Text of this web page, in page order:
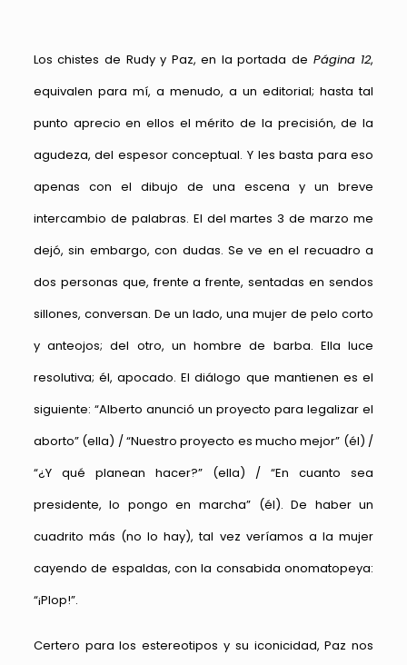
Los chistes de Rudy y Paz, en la portada de Página 12,
equivalen para mí, a menudo, a un editorial; hasta tal
punto aprecio en ellos el mérito de la precisión, de la
agudeza, del espesor conceptual. Y les basta para eso
apenas con el dibujo de una escena y un breve
intercambio de palabras. El del martes 3 de marzo me
dejó, sin embargo, con dudas. Se ve en el recuadro a
dos personas que, frente a frente, sentadas en sendos
sillones, conversan. De un lado, una mujer de pelo corto
y anteojos; del otro, un hombre de barba. Ella luce
resolutiva; él, apocado. El diálogo que mantienen es el
siguiente: “Alberto anunció un proyecto para legalizar el
aborto” (ella) / “Nuestro proyecto es mucho mejor” (él) /
“¿Y qué planean hacer?” (ella) / “En cuanto sea
presidente, lo pongo en marcha” (él). De haber un
cuadrito más (no lo hay), tal vez veríamos a la mujer
cayendo de espaldas, con la consabida onomatopeya:
“¡Plop!”.
Certero para los estereotipos y su iconicidad, Paz nos